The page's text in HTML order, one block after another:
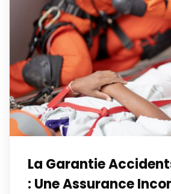
La Garantie
: Une Assurance